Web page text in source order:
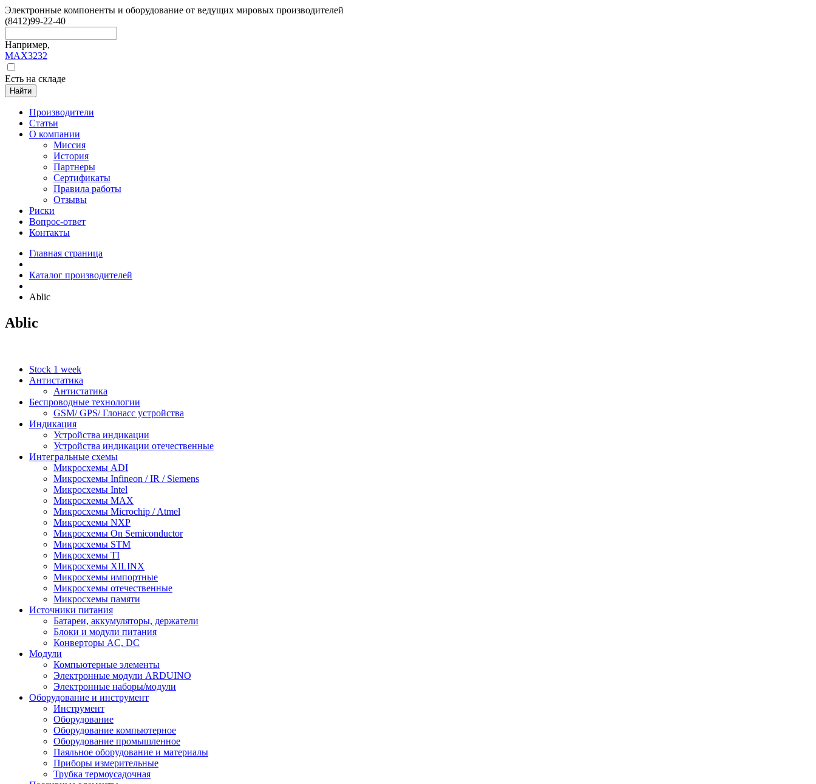
Электронные компоненты и оборудование от ведущих мировых производителей
(8412)99-22-40
Например,
MAX3232
Есть на складе
Найти
Производители
Статьи
О компании
Миссия
История
Партнеры
Сертификаты
Правила работы
Отзывы
Риски
Вопрос-ответ
Контакты
Главная страница
Каталог производителей
Ablic
Ablic
Stock 1 week
Антистатика
Антистатика
Беспроводные технологии
GSM/ GPS/ Глонасс устройства
Индикация
Устройства индикации
Устройства индикации отечественные
Интегральные схемы
Микросхемы ADI
Микросхемы Infineon / IR / Siemens
Микросхемы Intel
Микросхемы MAX
Микросхемы Microchip / Atmel
Микросхемы NXP
Микросхемы On Semiconductor
Микросхемы STM
Микросхемы TI
Микросхемы XILINX
Микросхемы импортные
Микросхемы отечественные
Микросхемы памяти
Источники питания
Батареи, аккумуляторы, держатели
Блоки и модули питания
Конверторы AC, DC
Модули
Компьютерные элементы
Электронные модули ARDUINO
Электронные наборы/модули
Оборудование и инструмент
Инструмент
Оборудование
Оборудование компьютерное
Оборудование промышленное
Паяльное оборудование и материалы
Приборы измерительные
Трубка термоусадочная